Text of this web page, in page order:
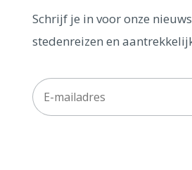
Schrijf je in voor onze
stedenreizen en